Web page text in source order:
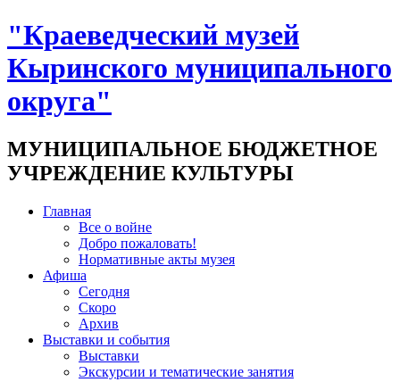
"Краеведческий музей
Кыринского муниципального
округа"
МУНИЦИПАЛЬНОЕ БЮДЖЕТНОЕ
УЧРЕЖДЕНИЕ КУЛЬТУРЫ
Главная
Все о войне
Добро пожаловать!
Нормативные акты музея
Афиша
Сегодня
Скоро
Архив
Выставки и события
Выставки
Экскурсии и тематические занятия